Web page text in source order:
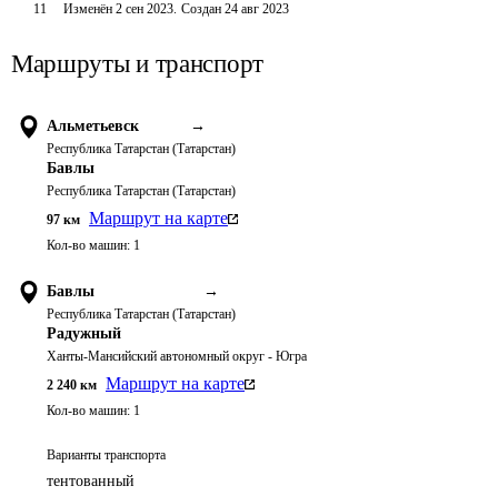
11 Изменён2 сен 2023. Создан 24 авг 2023
Маршруты и транспорт
Альметьевск →
Республика Татарстан (Татарстан)
Бавлы
Республика Татарстан (Татарстан)
97 км Маршрут на карте
Кол-во машин: 1
Бавлы →
Республика Татарстан (Татарстан)
Радужный
Ханты-Мансийский автономный округ - Югра
2 240 км Маршрут на карте
Кол-во машин: 1
Варианты транспорта
тентованный